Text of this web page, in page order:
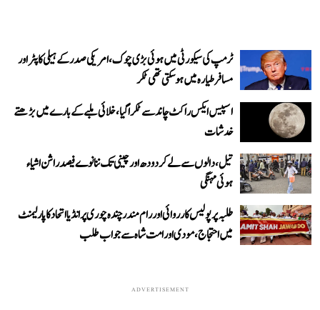
ٹرمپ کی سیکورٹی میں ہوئی بڑی چوک، امریکی صدر کے ہیلی کاپٹر اور
مسافر طیارہ میں ہو سکتی تھی ٹکر
اسپیس ایکس راکٹ چاند سے ٹکرا گیا، خلائی ملبے کے بارے میں بڑھتے
خدشات
تیل، دالوں سے لے کر دودھ اور چینی تک ننانوے فیصد راشن اشیاء
ہوئی مہنگی
طلبہ پر پولیس کارروائی اور رام مندر چندہ چوری پر انڈیا اتحاد کا پارلیمنٹ
میں احتجاج، مودی اور امت شاہ سے جواب طلب
ADVERTISEMENT